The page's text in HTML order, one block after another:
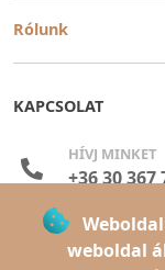
weboldal
Rólunk
KAPCSOLAT
HÍVJ MINKET
+36 30 367
ELÉRHETŐEK
hétfő-